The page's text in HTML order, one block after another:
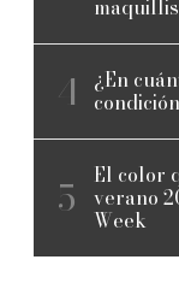
¿En
El color
verano
Week